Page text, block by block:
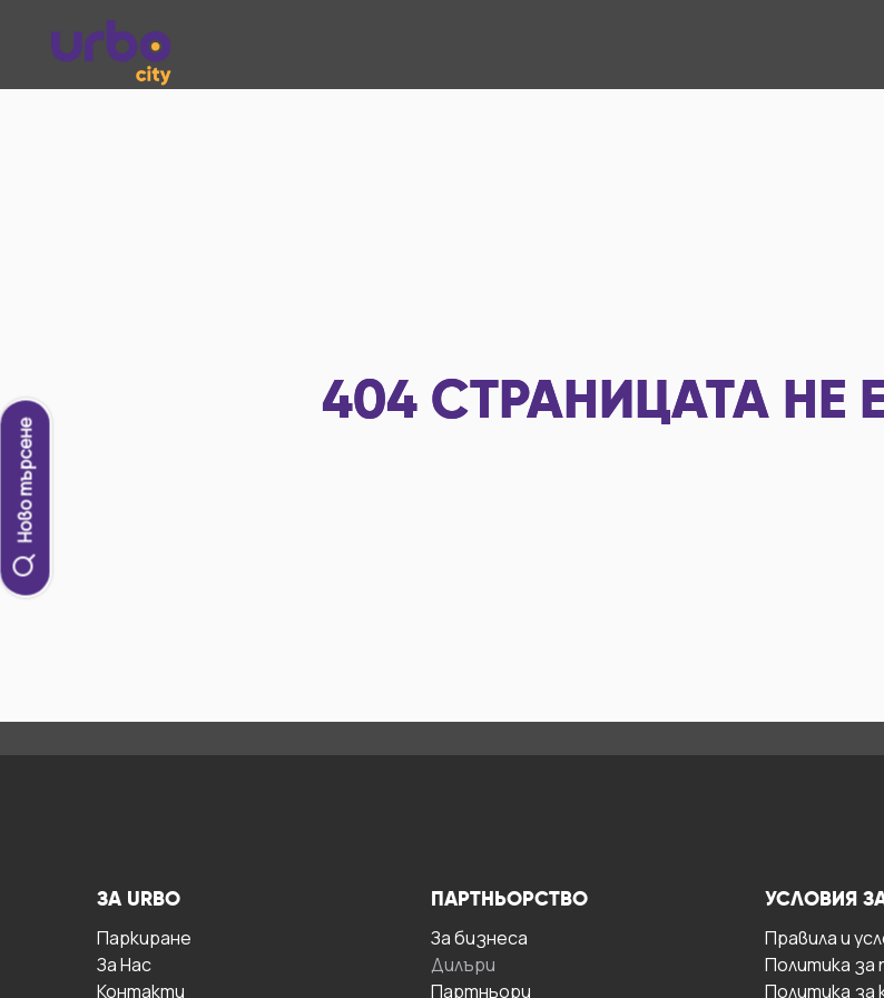
Ново търсене
404 СТРАНИЦАТА НЕ
ЗА URBO
Паркиране
За Hас
Контакти
ПАРТНЬОРСТВО
За бизнесa
Дилъри
Партньори
УСЛОВИЯ
Правила и
Политика за
Политика за